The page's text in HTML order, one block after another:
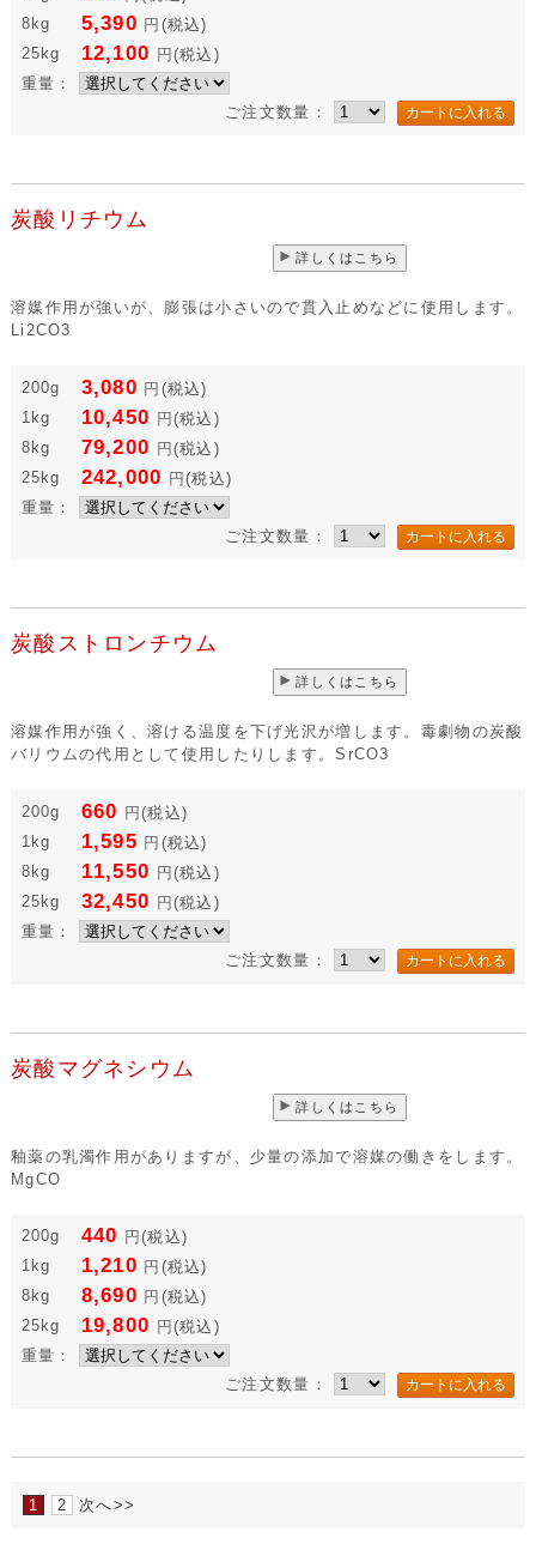
結晶水を約40%含んでいるホウ砂です。 NaB4O7・10H2O
8kg
5,390
25kg
12,100
炭酸リチウム
溶媒作用が強いが、膨張は小さいので貫入止めなどに使用します。
200g 3,080 円(税込)
1kg
10,450 円(税込)
25kg
242,000 円(税込)
重量：
溶媒作用が強く、溶ける温度を下げ光沢が増します。毒劇物の炭酸
バリウムの代用として使用したりします。SrCO3
200g 660 円 (税込)
1kg
25kg
32,450 円(税込)
重量：
釉薬の乳濁作用がありますが、少量の添加で溶媒の働きをします。
MgCO